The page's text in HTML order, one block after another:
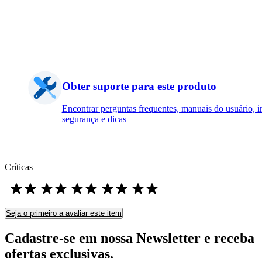
Obter suporte para este produto
Encontrar perguntas frequentes, manuais do usuário,
segurança e dicas
Críticas
Seja o primeiro a avaliar este item
Cadastre-se em nossa Newsletter e receba
ofertas exclusivas.